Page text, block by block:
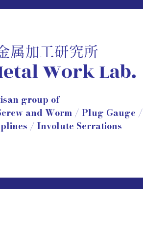
属加工研究所
Work Lab.
group of
and Worm / Plug Gauge /
/ Involute Serrations